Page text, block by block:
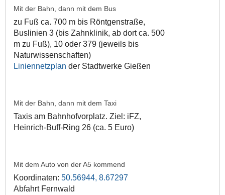
Mit der Bahn, dann mit dem Bus
zu Fuß ca. 700 m bis Röntgenstraße,
Buslinien 3 (bis Zahnklinik, ab dort ca. 500
m zu Fuß), 10 oder 379 (jeweils bis
Naturwissenschaften)
Liniennetzplan der Stadtwerke Gießen
Mit der Bahn, dann mit dem Taxi
Taxis am Bahnhofvorplatz. Ziel: iFZ,
Heinrich-Buff-Ring 26 (ca. 5 Euro)
Mit dem Auto von der A5 kommend
Koordinaten: 50.56944, 8.67297
Abfahrt Fernwald